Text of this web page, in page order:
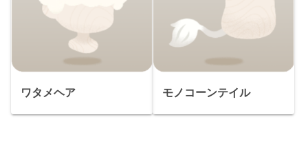
ワタメヘア モノコーンテイル